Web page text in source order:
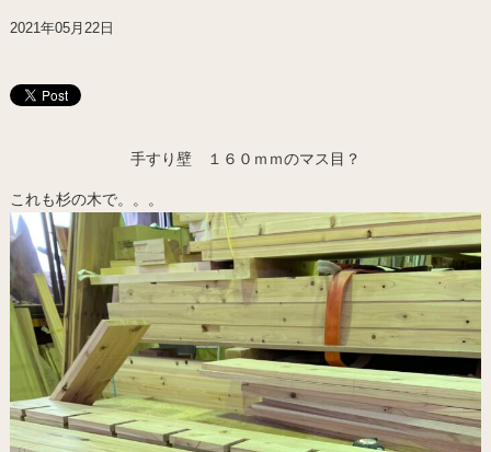
2021年05月22日
手すり壁 １６０ｍｍのマス目？
これも杉の木で。。。